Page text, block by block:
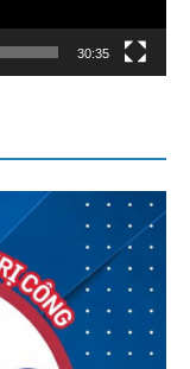
30:35